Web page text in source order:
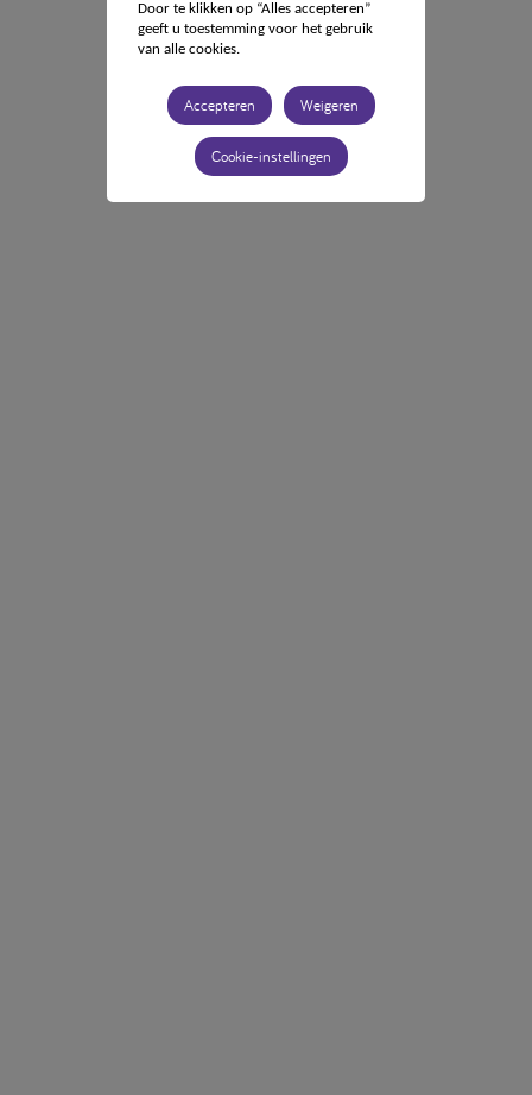
Door te klikken op “Alles accepteren”
geeft u toestemming voor het gebruik
van alle cookies.
Accepteren Weigeren
Cookie-instellingen